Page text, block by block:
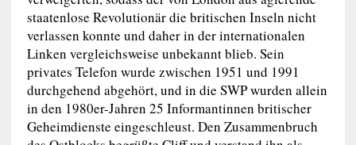
staatenlose Revolutionär die britischen Inseln nicht
verlassen konnte und daher in der internationalen
Linken vergleichsweise unbekannt blieb. Sein
privates Telefon wurde zwischen 1951 und 1991
durchgehend abgehört, und in die SWP wurden allein
in den 1980er-Jahren 25 Informantinnen britischer
Geheimdienste eingeschleust. Den Zusammenbruch